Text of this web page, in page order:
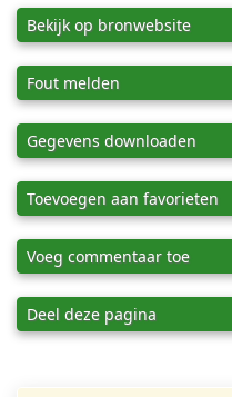
Bekijk op bronwebsite
Fout melden
Gegevens downloaden
Toevoegen aan favorieten
Voeg commentaar toe
Deel deze pagina